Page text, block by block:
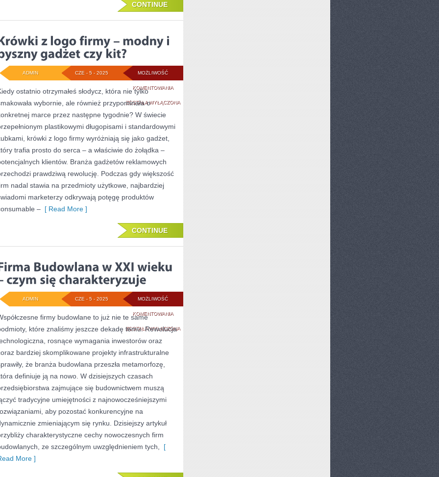
PORADZIĆ
CONTINUE
MOŻLIWOŚĆ
KOMENTOWANIAKRÓWKI
Z
LOGO
FIRMY
MODNY
I
PYSZNY
GADŻET
KIT?
ZOSTAŁA WYŁĄCZONA
CZE - 5 - 2025
ADMIN
ostatnio otrzymałeś słodycz, która nie tylko
wybornie, ale również przypominała o
marce przez następne tygodnie? W świecie
plastikowymi długopisami i standardowymi
krówki z logo firmy wyróżniają się jako gadżet,
trafia prosto do serca – a właściwie do żołądka –
klientów. Branża gadżetów reklamowych
prawdziwą rewolucję. Podczas gdy większość
nadal stawia na przedmioty użytkowe, najbardziej
marketerzy odkrywają potęgę produktów
– [ Read More ]
CONTINUE
MOŻLIWOŚĆ
KOMENTOWANIAFIRMA
BUDOWLANA
WIEKU
CZYM
CHARAKTERYZUJE
ZOSTAŁA WYŁĄCZONA
CZE - 5 - 2025
ADMIN
firmy budowlane to już nie te same
które znaliśmy jeszcze dekadę temu. Rewolucja
rosnące wymagania inwestorów oraz
bardziej skomplikowane projekty infrastrukturalne
że branża budowlana przeszła metamorfozę,
definiuje ją na nowo. W dzisiejszych czasach
zajmujące się budownictwem muszą
tradycyjne umiejętności z najnowocześniejszymi
aby pozostać konkurencyjne na
zmieniającym się rynku. Dzisiejszy artykuł
charakterystyczne cechy nowoczesnych firm
ze szczególnym uwzględnieniem tych,
[
More ]